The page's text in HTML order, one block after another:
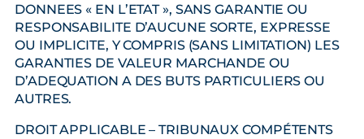
DONNEES « EN L’ETAT », SANS GARANTIE OU
RESPONSABILITE D’AUCUNE SORTE, EXPRESSE
OU IMPLICITE, Y COMPRIS (SANS LIMITATION) LES
GARANTIES DE VALEUR MARCHANDE OU
D’ADEQUATION A DES BUTS PARTICULIERS OU
AUTRES.
DROIT APPLICABLE – TRIBUNAUX COMPÉTENTS